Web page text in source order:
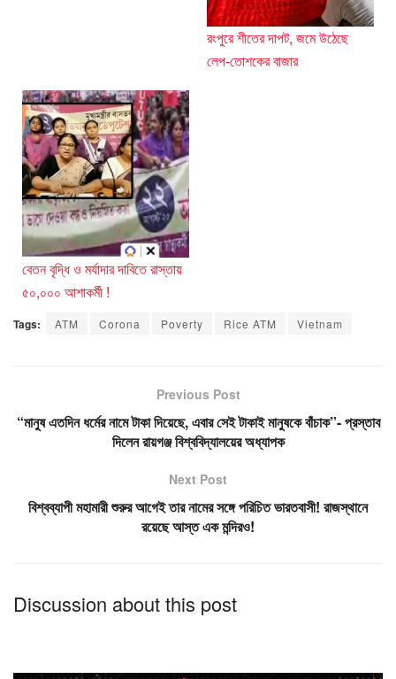
রংপুরে শীতের দাপট, জমে উঠেছে
লেপ-তোশকের বাজার
বেতন বৃদ্ধি ও মর্যাদার দাবিতে রাস্তায়
৫০,০০০ আশাকর্মী !
Tags: ATM Corona Poverty Rice ATM Vietnam
Previous Post
“মানুষ এতদিন ধর্মের নামে টাকা দিয়েছে, এবার সেই টাকাই মানুষকে বাঁচাক”- প্রস্তাব
দিলেন রায়গঞ্জ বিশ্ববিদ্যালয়ের অধ্যাপক
Next Post
বিশ্বব্যাপী মহামারী শুরুর আগেই তার নামের সঙ্গে পরিচিত ভারতবাসী! রাজস্থানে
রয়েছে আস্ত এক মন্দিরও!
Discussion about this post